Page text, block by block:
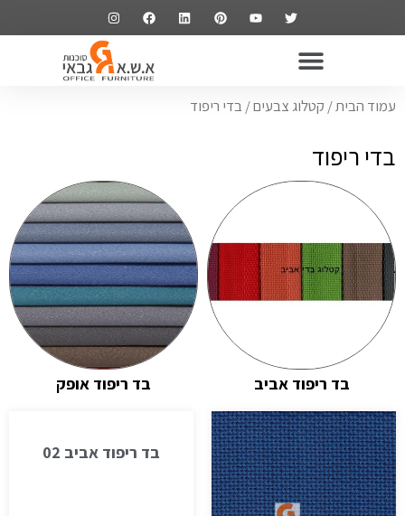
עמוד הבית/ קטלוג צבעים/ בדי ריפוד
בדי ריפוד
בד ריפוד אביב בד ריפוד אופק
בד ריפוד אביב 02